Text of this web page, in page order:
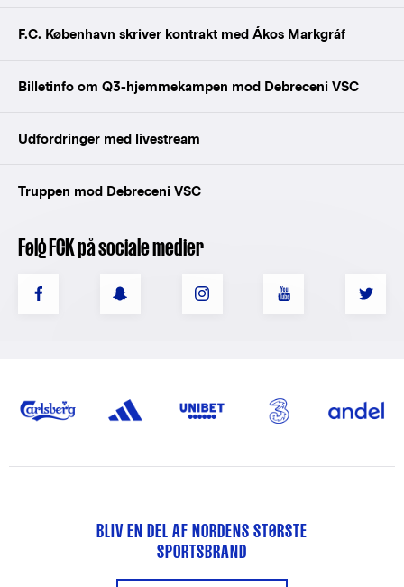
F.C. København skriver kontrakt med Ákos Markgráf
Billetinfo om Q3-hjemmekampen mod Debreceni VSC
Udfordringer med livestream
Truppen mod Debreceni VSC
Følg FCK på sociale medier
BLIV EN DEL AF NORDENS STØRSTE
SPORTSBRAND